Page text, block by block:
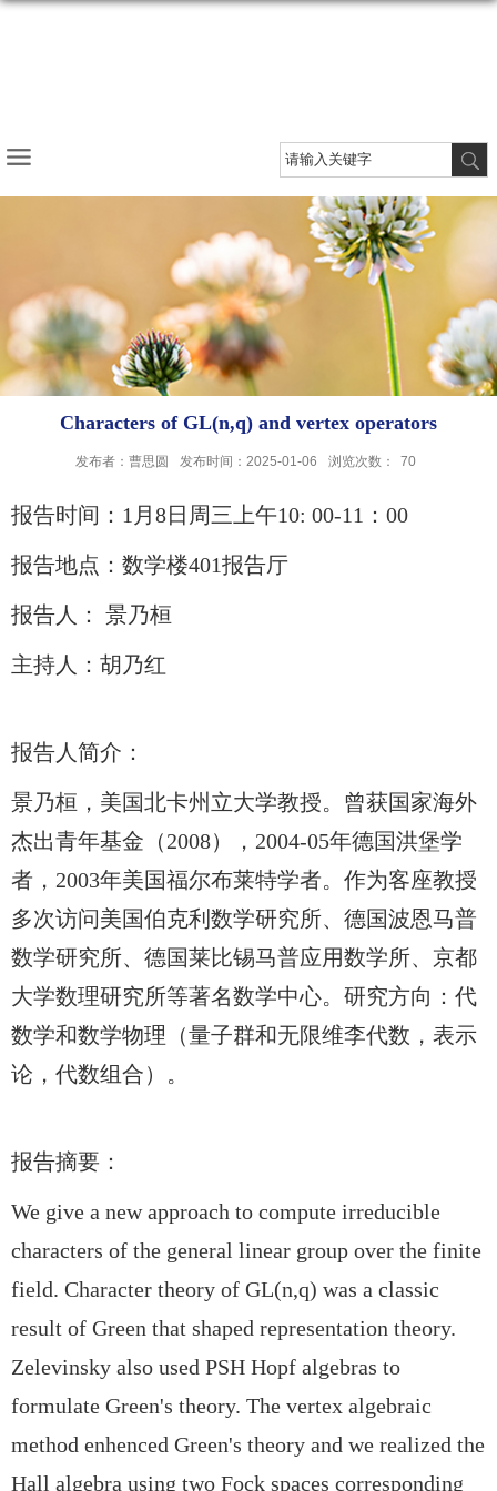
Characters of GL(n,q) and vertex operators
发布者：曹思圆 发布时间：2025-01-06 浏览次数： 70
报告时间：1月8日周三上午10: 00-11：00
报告地点：数学楼401报告厅
报告人： 景乃桓
主持人：胡乃红
报告人简介：
景乃桓，美国北卡州立大学教授。曾获国家海外
杰出青年基金（2008），2004-05年德国洪堡学
者，2003年美国福尔布莱特学者。作为客座教授
多次访问美国伯克利数学研究所、德国波恩马普
数学研究所、德国莱比锡马普应用数学所、京都
大学数理研究所等著名数学中心。研究方向：代
数学和数学物理（量子群和无限维李代数，表示
论，代数组合）。
报告摘要：
We give a new approach to compute irreducible
characters of the general linear group over the finite
field. Character theory of GL(n,q) was a classic
result of Green that shaped representation theory.
Zelevinsky also used PSH Hopf algebras to
formulate Green's theory. The vertex algebraic
method enhenced Green's theory and we realized the
Hall algebra using two Fock spaces corresponding